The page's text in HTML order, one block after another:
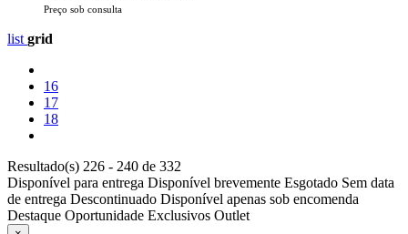
Preço sob consulta
list grid
16
17
18
Resultado(s) 226 - 240 de 332
Disponível para entrega Disponível brevemente Esgotado Sem data
de entrega Descontinuado Disponível apenas sob encomenda
Destaque Oportunidade Exclusivos Outlet